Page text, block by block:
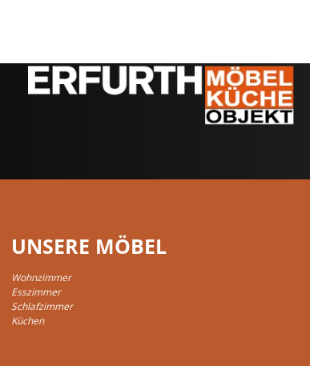
UNSERE MÖBEL
Wohnzimmer
Esszimmer
Schlafzimmer
Küchen